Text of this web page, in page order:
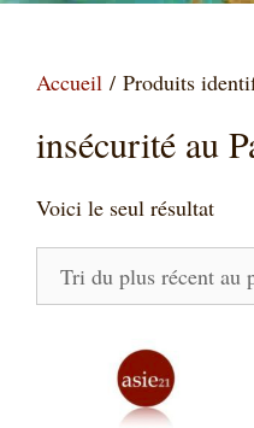
Accueil / Produits
insécurité au
Voici le seul résultat